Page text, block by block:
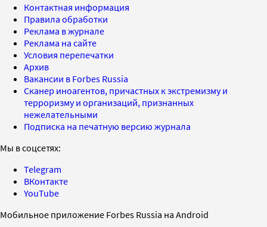
Контактная информация
Правила обработки
Реклама в журнале
Реклама на сайте
Условия перепечатки
Архив
Вакансии в Forbes Russia
Сканер иноагентов, причастных к экстремизму и
терроризму и организаций, признанных
нежелательными
Подписка на печатную версию журнала
Мы в соцсетях:
Telegram
ВКонтакте
YouTube
Мобильное приложение Forbes Russia на Android